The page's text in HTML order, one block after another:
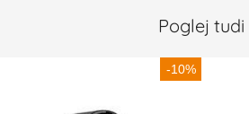
Poglej tudi
-10%